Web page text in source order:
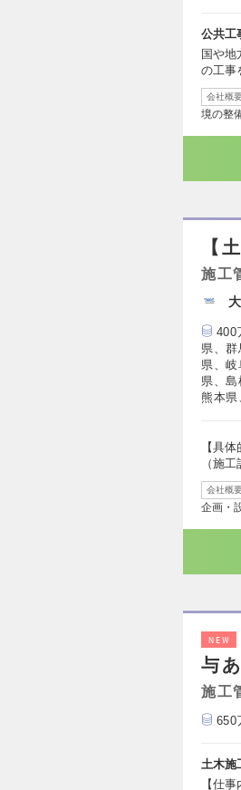
公共工
国や地
の工事
会社概
境の整
【
施工
400
県、
県、
県、
熊本
【具
（施
会社概
企画・
NEW
与
施工
650
土木施
【仕